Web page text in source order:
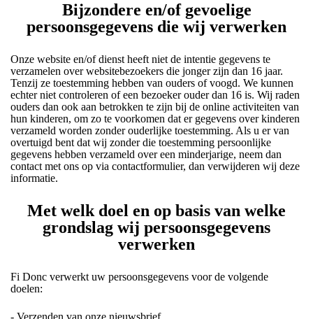
Bijzondere en/of gevoelige
persoonsgegevens die wij verwerken
Onze website en/of dienst heeft niet de intentie gegevens te
verzamelen over websitebezoekers die jonger zijn dan 16 jaar.
Tenzij ze toestemming hebben van ouders of voogd. We kunnen
echter niet controleren of een bezoeker ouder dan 16 is. Wij raden
ouders dan ook aan betrokken te zijn bij de online activiteiten van
hun kinderen, om zo te voorkomen dat er gegevens over kinderen
verzameld worden zonder ouderlijke toestemming. Als u er van
overtuigd bent dat wij zonder die toestemming persoonlijke
gegevens hebben verzameld over een minderjarige, neem dan
contact met ons op via contactformulier, dan verwijderen wij deze
informatie.
Met welk doel en op basis van welke
grondslag wij persoonsgegevens
verwerken
Fi Donc verwerkt uw persoonsgegevens voor de volgende
doelen:
- Verzenden van onze nieuwsbrief